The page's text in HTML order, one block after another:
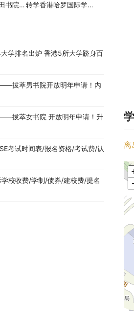
离
书院录转学香港哈罗国际学
学排名出炉 香港5所大学跻身百
拔萃男书院开放明年申请！内
拔萃女书院 开放明年申请！升
考试时间表/报名资格/考试费/认
校收费/学制/债券/建校费/提名